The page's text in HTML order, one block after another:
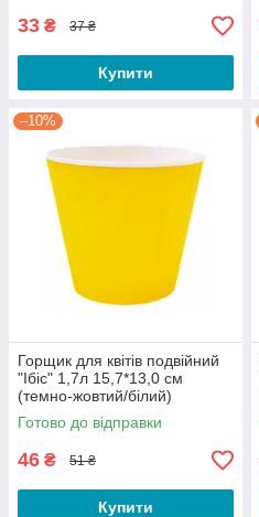
33 ₴ 37 ₴
Купити
–10%
Горщик для квітів подвійний
"Ібіс" 1,7л 15,7*13,0 см
(темно-жовтий/білий)
Готово до відправки
46 ₴ 51 ₴
Купити